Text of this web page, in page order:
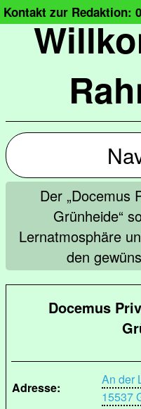
Kontakt zur Redaktion:
Der „Docemus
Grünheide“
Lernatmosphäre
den
Docemus
Adresse:
An der
15537